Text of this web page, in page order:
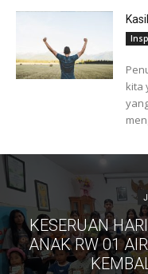
kita
KESERUAN
ANAK RW 01